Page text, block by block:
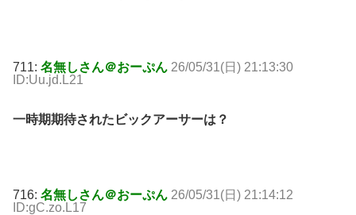
711: 名無しさん＠おーぷん 26/05/31(日) 21:13:30
ID:Uu.jd.L21
一時期期待されたビックアーサーは？
716: 名無しさん＠おーぷん 26/05/31(日) 21:14:12
ID:gC.zo.L17